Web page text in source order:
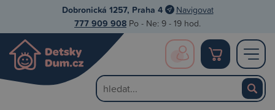
Dobronická 1257, Praha 4 Navigovat
777 909 908 Po - Ne: 9 - 19 hod.